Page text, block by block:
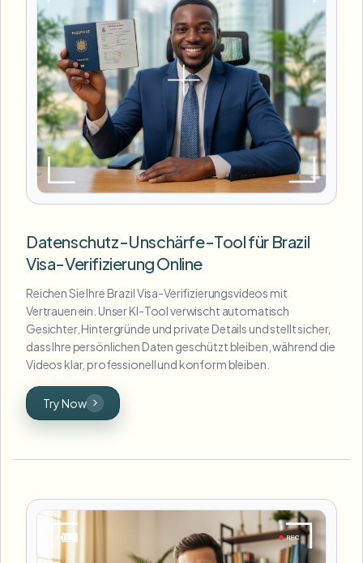
Datenschutz-Unschärfe-Tool für Brazil
Visa-Verifizierung Online
Reichen Sie Ihre Brazil Visa-Verifizierungsvideos mit
Vertrauen ein. Unser KI-Tool verwischt automatisch
Gesichter, Hintergründe und private Details und stellt sicher,
dass Ihre persönlichen Daten geschützt bleiben, während die
Videos klar, professionell und konform bleiben.
Try Now